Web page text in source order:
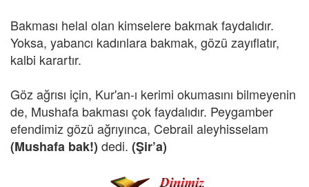
Bakması helal olan kimselere bakmak faydalıdır.
Yoksa, yabancı kadınlara bakmak, gözü zayıflatır,
kalbi karartır.
Göz ağrısı için, Kur'an-ı kerimi okumasını bilmeyenin
de, Mushafa bakması çok faydalıdır. Peygamber
efendimiz gözü ağrıyınca, Cebrail aleyhisselam
(Mushafa bak!) dedi. (Şir’a)